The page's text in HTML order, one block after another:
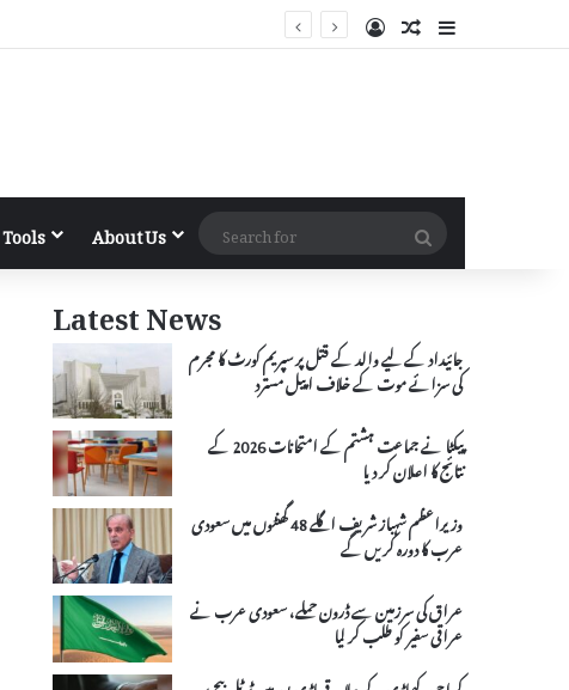
Log InRandom Article
Sidebar
Tools About Us
Search
for
Latest News
جائیداد کے لیے والد کے قتل پر سپریم کورٹ کا مجرم
کی سزائے موت کے خلاف اپیل مسترد
پیکٹا نے جماعت ہشتم کے امتحانات 2026 کے
نتائج کا اعلان کر دیا
وزیراعظم شہباز شریف اگلے 48 گھنٹوں میں سعودی
عرب کا دورہ کریں گے
عراق کی سرزمین سے ڈرون حملے، سعودی عرب نے
عراقی سفیر کو طلب کر لیا